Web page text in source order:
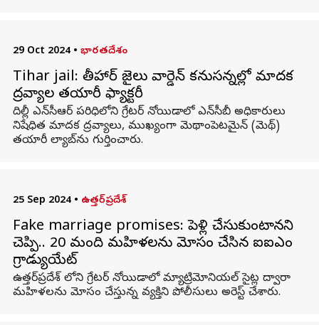
29 Oct 2024 • భారతదేశం
Tihar jail: తీహార్ జైలు వార్డెన్ కనుసన్నల్లో మాదక
ద్రవ్యాల తయారీ ఫ్యాక్టరీ
దిల్లీ ఎన్‌సీఆర్‌ పరిధిలోని గ్రేటర్‌ నోయిడాలో ఎన్‌సీబీ అధికారులు
నిషేధిత మాదక ద్రవ్యాలు, ముఖ్యంగా మెథాంపెటమైన్‌ (మెథ్‌)
తయారీ ల్యాబ్‌ను గుర్తించారు.
25 Sep 2024 • ఉత్తర్‌ప్రదేశ్
Fake marriage promises: పెళ్లి చేసుకుంటానని
చెప్పి.. 20 మంది మహిళలను మోసం చేసిన ఐఐఎం
గ్రాడ్యుయేట్
ఉత్తర్‌ప్రదేశ్ లోని గ్రేటర్ నోయిడాలో మ్యాట్రిమోనియల్ సైట్ల ద్వారా
మహిళలను మోసం చేస్తున్న వ్యక్తిని పోలీసులు అరెస్ట్ చేశారు.